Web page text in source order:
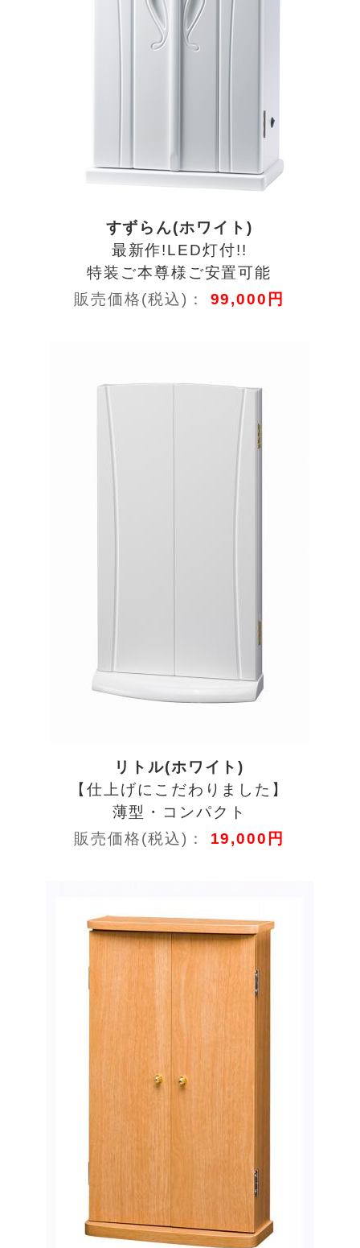
すずらん(ホワイト)
最新作!LED灯付!!
特装ご本尊様ご安置可能
販売価格(税込)： 99,000円
リトル(ホワイト)
【仕上げにこだわりました】
薄型・コンパクト
販売価格(税込)： 19,000円